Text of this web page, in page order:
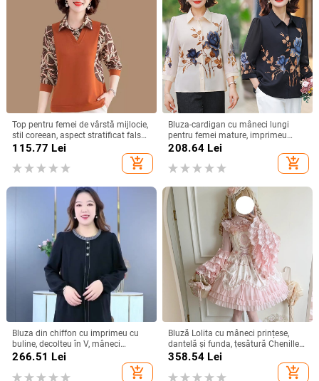
Top pentru femei de vârstă mijlocie,
stil coreean, aspect stratificat fals
din două piese, mânecă lungă,
poliester >95%, toamnă 2024
115.77 Lei
add_shopping_cart
Bluza-cardigan cu mâneci lungi
pentru femei mature, imprimeu
floral, croială lejeră, rever,
primăvară-vară 2025, poliester
208.64 Lei
add_shopping_cart
Bluza din chiffon cu imprimeu cu
buline, decolteu în V, mâneci
bufante, croială lejeră
266.51 Lei
add_shopping_cart
Bluză Lolita cu mâneci prințese,
dantelă și funda, țesătură Chenille
cu 70–80% Spandex, guler de tip
358.54 Lei
add_shopping_cart